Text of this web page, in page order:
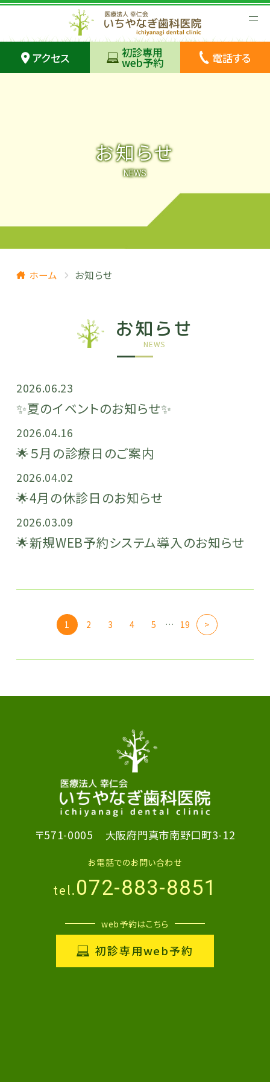
アクセス 初診専用
web予約 電話する
お知らせ
NEWS
ホーム お知らせ
お知らせ
NEWS
2026.06.23
✨️夏のイベントのお知らせ✨
2026.04.16
🌟５月の診療日のご案内
2026.04.02
🌟4月の休診日のお知らせ
2026.03.09
🌟新規WEB予約システム導入のお知らせ
1 2 3 4 5 >
… 19
〒571-0005 大阪府門真市南野口町3-12
お電話でのお問い合わせ
tel.072-883-8851
web予約はこちら
初診専用web予約